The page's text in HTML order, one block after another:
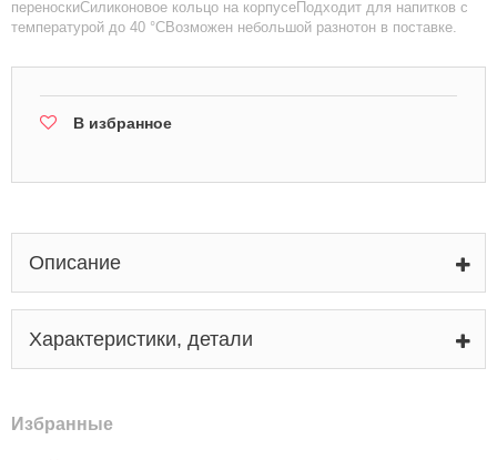
переноскиСиликоновое кольцо на корпусеПодходит для напитков с
температурой до 40 °CВозможен небольшой разнотон в поставке.
В избранное
Описание
Характеристики, детали
Избранные